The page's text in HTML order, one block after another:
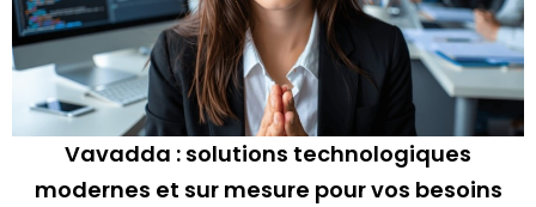
Vavadda : solutions technologiques
modernes et sur mesure pour vos besoins